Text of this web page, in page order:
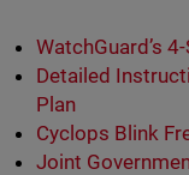
WatchGuard’s
Detailed
Plan
Cyclops Blink
Joint